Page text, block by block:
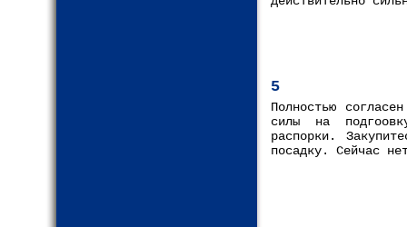
5
Полностью
силы на
распорки.
посадку. Сейчас